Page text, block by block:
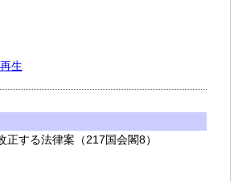
生
する法律案（217国会閣8）